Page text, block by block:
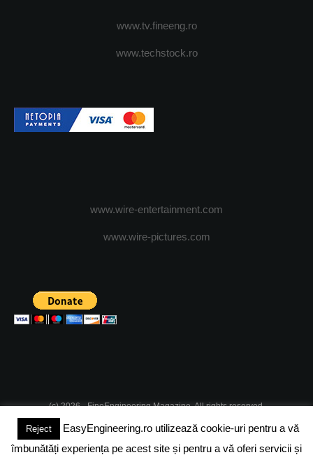
www.tv.fineeng.ro
www.techstock.ro
www.wire-entertainment.com
www.wire-pictures.com
(c) 2026 - FineEngineering Magazine. All rights reserved.
DESPRE NOI ABONAMENT
Reject
EasyEngineering.ro utilizează cookie-uri pentru a vă
îmbunătăți experiența pe acest site și pentru a vă oferi servicii și